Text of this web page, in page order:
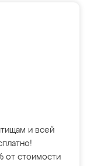
и всей
от стоимости